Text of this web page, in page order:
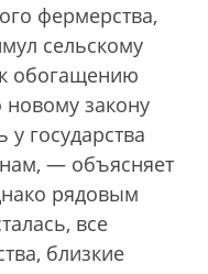
фермерства,
сельскому
к обогащению
новому закону
государства
— объясняет
рядовым
все
близкие